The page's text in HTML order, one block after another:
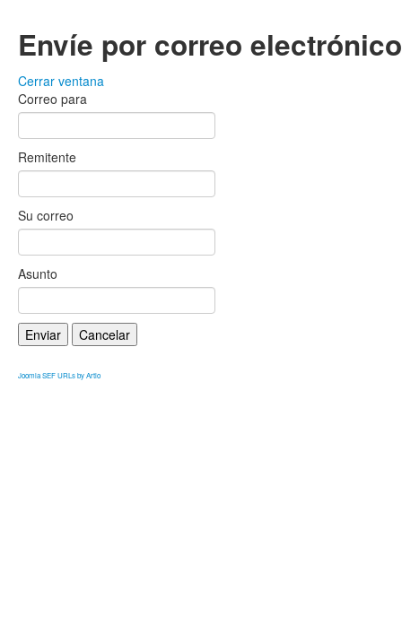
Envíe por correo
Cerrar ventana
Correo para
Remitente
Su correo
Asunto
Enviar Cancelar
Joomla SEF URLs by Artio